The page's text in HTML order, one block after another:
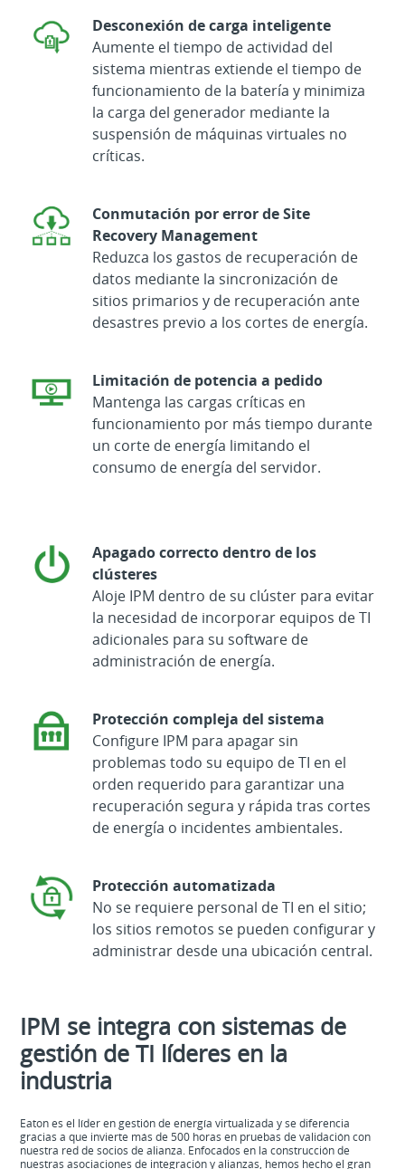
Desconexión de carga inteligente
Aumente el tiempo de actividad del
sistema mientras extiende el tiempo de
funcionamiento de la batería y minimiza
la carga del generador mediante la
suspensión de máquinas virtuales no
críticas.
Conmutación por error de Site
Recovery Management
Reduzca los gastos de recuperación de
datos mediante la sincronización de
sitios primarios y de recuperación ante
desastres previo a los cortes de energía.
Limitación de potencia a pedido
Mantenga las cargas críticas en
funcionamiento por más tiempo durante
un corte de energía limitando el
consumo de energía del servidor.
Apagado correcto dentro de los
clústeres
Aloje IPM dentro de su clúster para evitar
la necesidad de incorporar equipos de TI
adicionales para su software de
administración de energía.
Protección compleja del sistema
Configure IPM para apagar sin
problemas todo su equipo de TI en el
orden requerido para garantizar una
recuperación segura y rápida tras cortes
de energía o incidentes ambientales.
Protección automatizada
No se requiere personal de TI en el sitio;
los sitios remotos se pueden configurar y
administrar desde una ubicación central.
IPM se integra con sistemas de
gestión de TI líderes en la
industria
Eaton es el líder en gestión de energía virtualizada y se diferencia
gracias a que invierte más de 500 horas en pruebas de validación con
nuestra red de socios de alianza. Enfocados en la construcción de
nuestras asociaciones de integración y alianzas, hemos hecho el gran